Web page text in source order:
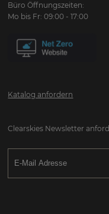
Büro Öffnungszeiten:
Mo bis Fr: 09:00 - 17:00
Katalog anfordern
Clearskies Newsletter